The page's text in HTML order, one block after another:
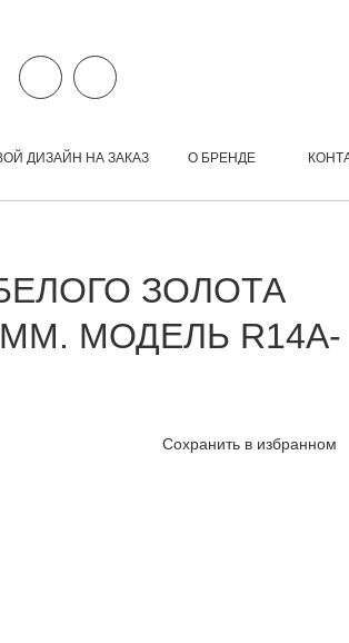
ДИЗАЙН НА ЗАКАЗ О БРЕНДЕ
ЗОЛОТА
МОДЕЛЬ R14A-
Сохранить в избранном